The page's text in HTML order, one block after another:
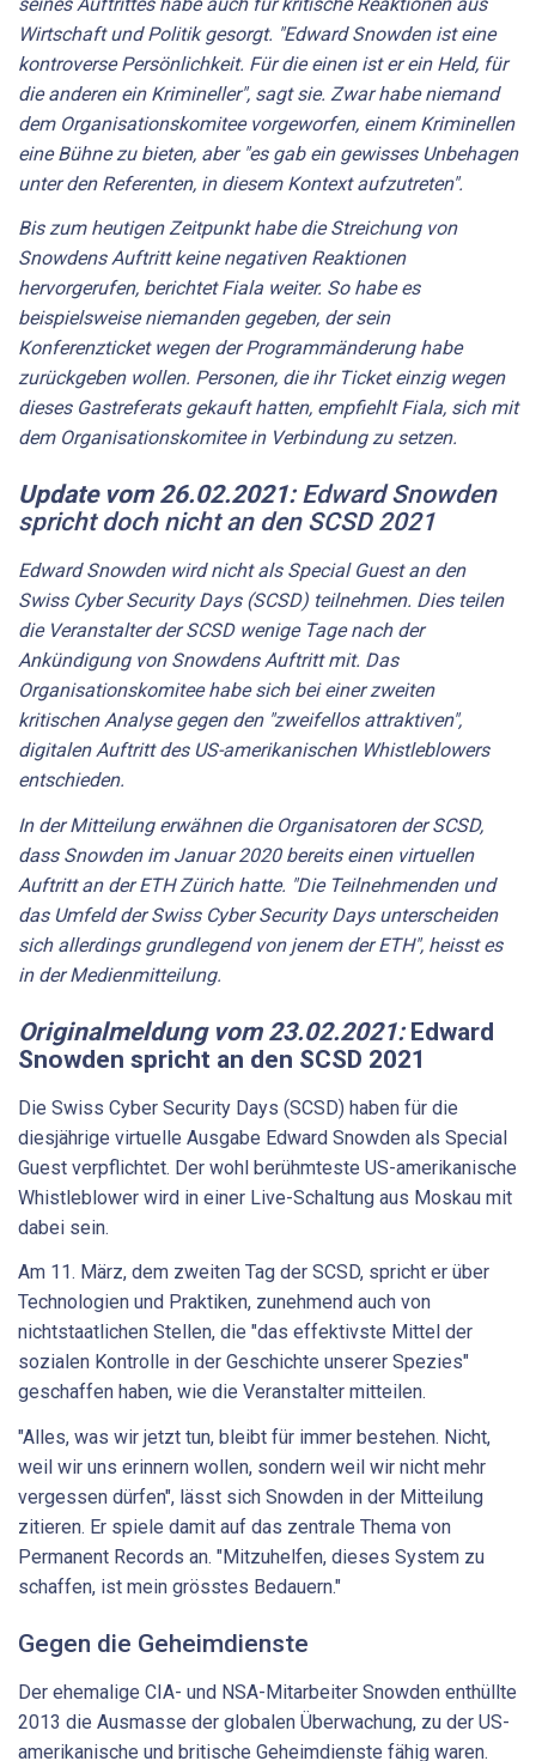
Wirtschaft und Politik gesorgt. "Edward Snowden ist eine
kontroverse Persönlichkeit. Für die einen ist er ein Held, für
die anderen ein Krimineller", sagt sie. Zwar habe niemand
dem Organisationskomitee vorgeworfen, einem Kriminellen
eine Bühne zu bieten, aber "es gab ein gewisses Unbehagen
unter den Referenten, in diesem Kontext aufzutreten".
Bis zum heutigen Zeitpunkt habe die Streichung von
Snowdens Auftritt keine negativen Reaktionen
hervorgerufen, berichtet Fiala weiter. So habe es
beispielsweise niemanden gegeben, der sein
Konferenzticket wegen der Programmänderung habe
zurückgeben wollen. Personen, die ihr Ticket einzig wegen
dieses Gastreferats gekauft hatten, empfiehlt Fiala, sich mit
dem Organisationskomitee in Verbindung zu setzen.
Update vom 26.02.2021:Edward Snowden
spricht doch nicht an den SCSD 2021
Edward Snowden wird nicht als Special Guest an den
Swiss Cyber Security Days (SCSD) teilnehmen. Dies teilen
die Veranstalter der SCSD wenige Tage nach der
Ankündigung von Snowdens Auftritt mit. Das
Organisationskomitee habe sich bei einer zweiten
kritischen Analyse gegen den "zweifellos attraktiven",
digitalen Auftritt des US-amerikanischen Whistleblowers
entschieden.
In der Mitteilung erwähnen die Organisatoren der SCSD,
dass Snowden im Januar 2020 bereits einen virtuellen
Auftritt an der ETH Zürich hatte. "Die Teilnehmenden und
das Umfeld der Swiss Cyber Security Days unterscheiden
sich allerdings grundlegend von jenem der ETH", heisst es
in der Medienmitteilung.
Originalmeldung vom 23.02.2021:Edward
Snowden spricht an den SCSD 2021
Die Swiss Cyber Security Days (SCSD) haben für die
diesjährige virtuelle Ausgabe Edward Snowden als Special
Guest verpflichtet. Der wohl berühmteste US-amerikanische
Whistleblower wird in einer Live-Schaltung aus Moskau mit
dabei sein.
Am 11. März, dem zweiten Tag der SCSD, spricht er über
Technologien und Praktiken, zunehmend auch von
nichtstaatlichen Stellen, die "das effektivste Mittel der
sozialen Kontrolle in der Geschichte unserer Spezies"
geschaffen haben, wie die Veranstalter mitteilen.
"Alles, was wir jetzt tun, bleibt für immer bestehen. Nicht,
weil wir uns erinnern wollen, sondern weil wir nicht mehr
vergessen dürfen", lässt sich Snowden in der Mitteilung
zitieren. Er spiele damit auf das zentrale Thema von
Permanent Records an. "Mitzuhelfen, dieses System zu
schaffen, ist mein grösstes Bedauern."
Gegen die Geheimdienste
Der ehemalige CIA- und NSA-Mitarbeiter Snowden enthüllte
2013 die Ausmasse der globalen Überwachung, zu der US-
amerikanische und britische Geheimdienste fähig waren.